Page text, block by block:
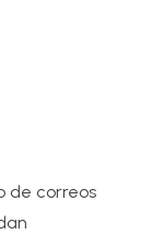
de correos